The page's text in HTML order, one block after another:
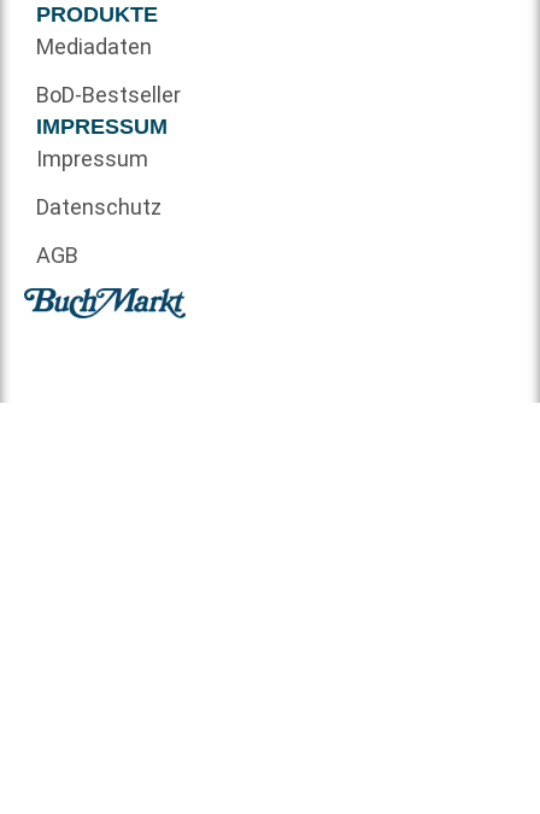
PRODUKTE
Mediadaten
BoD-Bestseller
IMPRESSUM
Impressum
Datenschutz
AGB